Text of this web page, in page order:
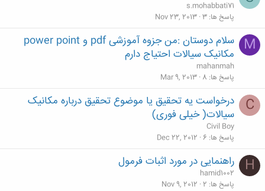
s.mohabbati71
پاسخ ها 3
Nov 23, 2013
M
سلام دوستان :من جزوه آموزشی pdf و power point
مکانیک سیالات احتیاج دارم
mahanmah
پاسخ ها 8
Mar 9, 2013
C
درخواست یه تحقیق یا موضوع تحقیق درباره مکانیک
سیالات( خیلی فوری)
Civil Boy
پاسخ ها 6
Dec 22, 2012
H راهنمایی در مورد اثبات فرمول
hamid1002
پاسخ ها 2
Nov 9, 2012